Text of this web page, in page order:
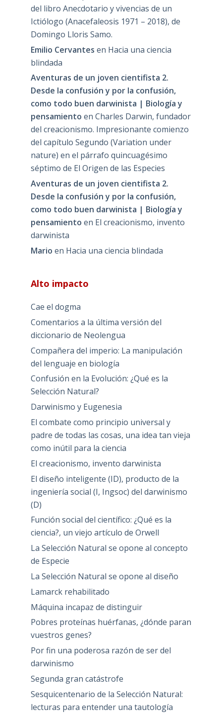
del libro Anecdotario y vivencias de un
Ictiólogo (Anacefaleosis 1971 – 2018), de
Domingo Lloris Samo.
Emilio Cervantes en Hacia una ciencia
blindada
Aventuras de un joven cientifista 2.
Desde la confusión y por la confusión,
como todo buen darwinista | Biología y
pensamiento en Charles Darwin, fundador
del creacionismo. Impresionante comienzo
del capítulo Segundo (Variation under
nature) en el párrafo quincuagésimo
séptimo de El Origen de las Especies
Aventuras de un joven cientifista 2.
Desde la confusión y por la confusión,
como todo buen darwinista | Biología y
pensamiento en El creacionismo, invento
darwinista
Mario en Hacia una ciencia blindada
Alto impacto
Cae el dogma
Comentarios a la última versión del
diccionario de Neolengua
Compañera del imperio: La manipulación
del lenguaje en biología
Confusión en la Evolución: ¿Qué es la
Selección Natural?
Darwinismo y Eugenesia
El combate como principio universal y
padre de todas las cosas, una idea tan vieja
como inútil para la ciencia
El creacionismo, invento darwinista
El diseño inteligente (ID), producto de la
ingeniería social (I, Ingsoc) del darwinismo
(D)
Función social del científico: ¿Qué es la
ciencia?, un viejo artículo de Orwell
La Selección Natural se opone al concepto
de Especie
La Selección Natural se opone al diseño
Lamarck rehabilitado
Máquina incapaz de distinguir
Pobres proteínas huérfanas, ¿dónde paran
vuestros genes?
Por fin una poderosa razón de ser del
darwinismo
Segunda gran catástrofe
Sesquicentenario de la Selección Natural:
lecturas para entender una tautología